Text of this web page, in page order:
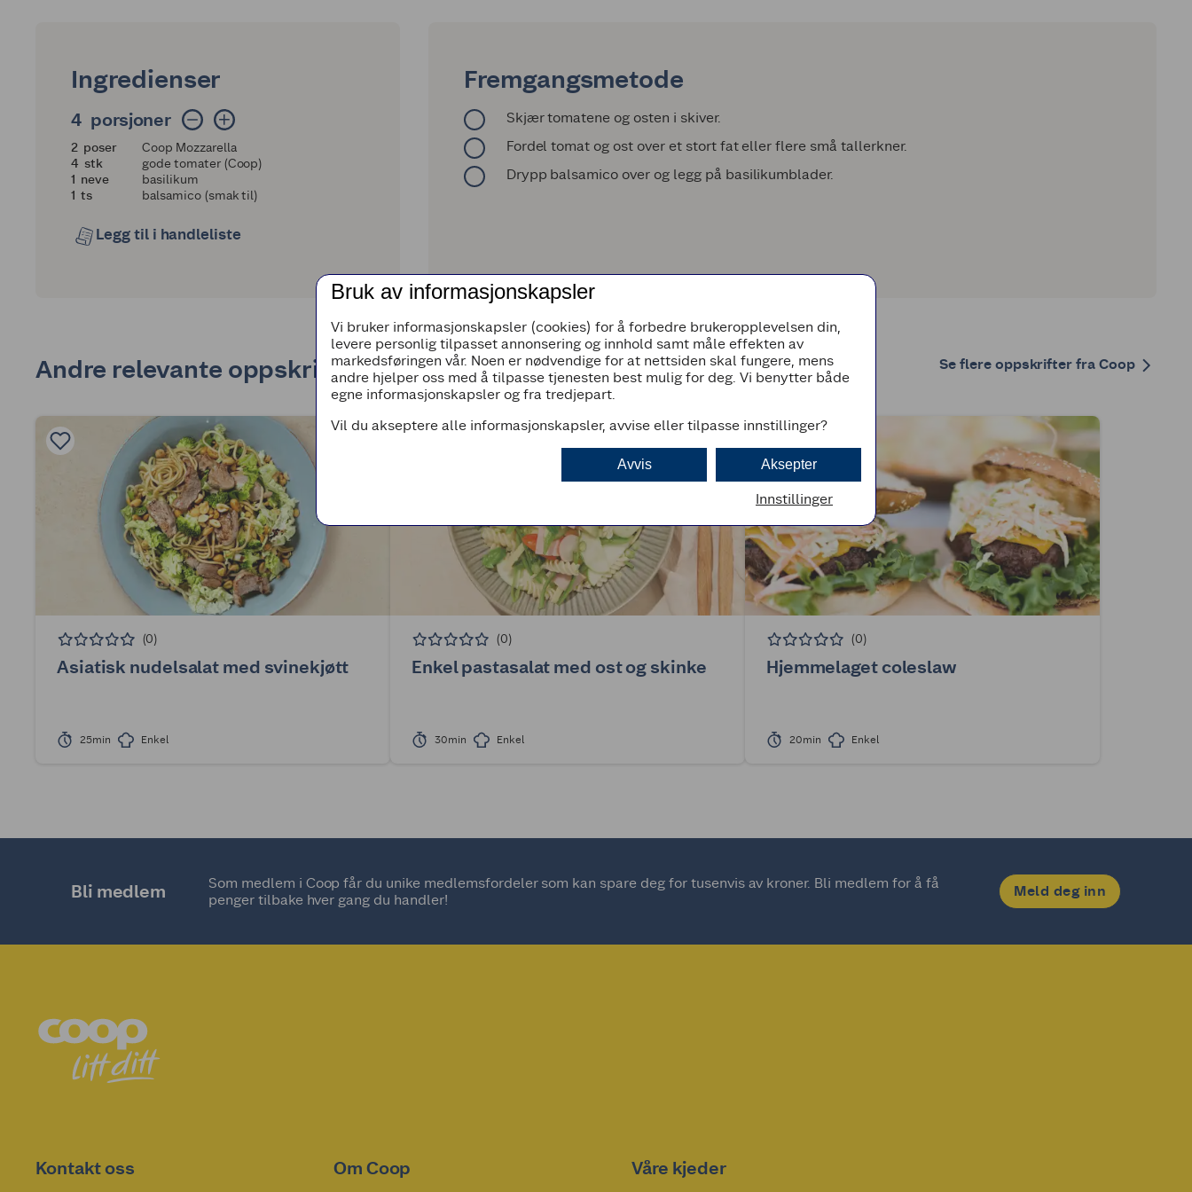
Ingredienser
4 porsjoner
4 porsjoner
2
2 poser
Coop Mozzarella
4
4 stk
gode tomater (Coop)
11 neve
basilikum
11 ts balsamico (smak til)
Legg til i handleliste
Fremgangsmetode
Skjær tomatene og osten i skiver.
Fordel tomat og ost over et stort fat eller flere små tallerkner.
Drypp balsamico over og legg på basilikumblader.
Andre relevante oppskrifter Se flere oppskrifter fra Coop
(0)
Asiatisk nudelsalat med svinekjøtt
25min Enkel
(0)
Enkel pastasalat med ost og skinke
30min Enkel
(0)
Hjemmelaget coleslaw
20min Enkel
Bli medlem
Som medlem i Coop får du unike medlemsfordeler som kan spare deg for tusenvis av kroner. Bli medlem for å få
penger tilbake hver gang du handler!
Meld deg inn
Kontakt oss Om Coop Våre kjeder
Bruk av informasjonskapsler
Vi bruker informasjonskapsler (cookies) for å forbedre brukeropplevelsen din,
levere personlig tilpasset annonsering og innhold samt måle effekten av
markedsføringen vår. Noen er nødvendige for at nettsiden skal fungere, mens
andre hjelper oss med å tilpasse tjenesten best mulig for deg. Vi benytter både
egne informasjonskapsler og fra tredjepart.
Vil du akseptere alle informasjonskapsler, avvise eller tilpasse innstillinger?
Aksepter
Avvis
Innstillinger